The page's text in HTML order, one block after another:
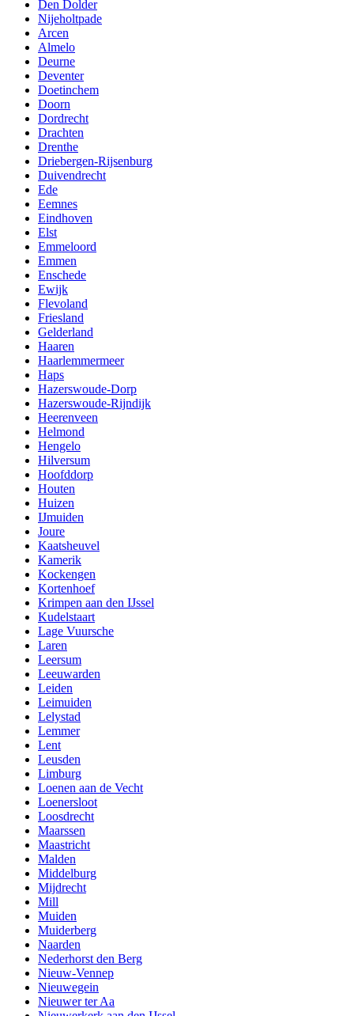
Den Dolder
Nijeholtpade
Arcen
Almelo
Deurne
Deventer
Doetinchem
Doorn
Dordrecht
Drachten
Drenthe
Driebergen-Rijsenburg
Duivendrecht
Ede
Eemnes
Eindhoven
Elst
Emmeloord
Emmen
Enschede
Ewijk
Flevoland
Friesland
Gelderland
Haaren
Haarlemmermeer
Haps
Hazerswoude-Dorp
Hazerswoude-Rijndijk
Heerenveen
Helmond
Hengelo
Hilversum
Hoofddorp
Houten
Huizen
IJmuiden
Joure
Kaatsheuvel
Kamerik
Kockengen
Kortenhoef
Krimpen aan den IJssel
Kudelstaart
Lage Vuursche
Laren
Leersum
Leeuwarden
Leiden
Leimuiden
Lelystad
Lemmer
Lent
Leusden
Limburg
Loenen aan de Vecht
Loenersloot
Loosdrecht
Maarssen
Maastricht
Malden
Middelburg
Mijdrecht
Mill
Muiden
Muiderberg
Naarden
Nederhorst den Berg
Nieuw-Vennep
Nieuwegein
Nieuwer ter Aa